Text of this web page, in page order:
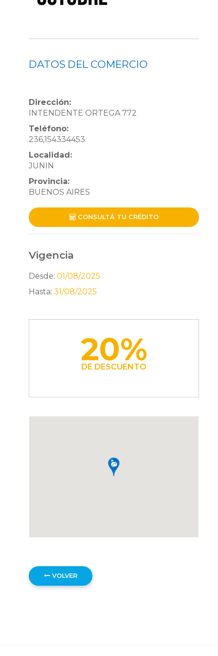
DATOS DEL COMERCIO
Dirección:
INTENDENTE ORTEGA 772
Teléfono:
236,154334453
Localidad:
JUNIN
Provincia:
BUENOS AIRES
CONSULTÁ TU CRÉDITO
Vigencia
Desde:01/08/2025
Hasta:31/08/2025
20%
DE DESCUENTO
VOLVER